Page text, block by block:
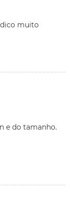
muito
e do tamanho.